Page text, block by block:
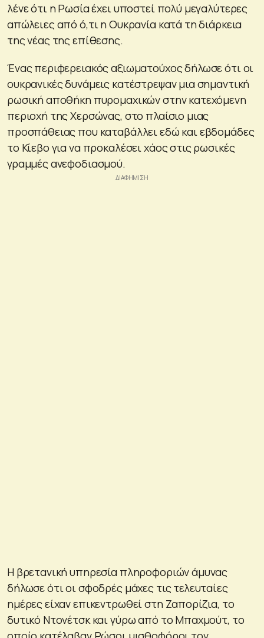
λένε ότι η Ρωσία έχει υποστεί πολύ μεγαλύτερες
απώλειες από ό,τι η Ουκρανία κατά τη διάρκεια
της νέας της επίθεσης.
Ένας περιφερειακός αξιωματούχος δήλωσε ότι οι
ουκρανικές δυνάμεις κατέστρεψαν μια σημαντική
ρωσική αποθήκη πυρομαχικών στην κατεχόμενη
περιοχή της Χερσώνας, στο πλαίσιο μιας
προσπάθειας που καταβάλλει εδώ και εβδομάδες
το Κίεβο για να προκαλέσει χάος στις ρωσικές
γραμμές ανεφοδιασμού.
Η βρετανική υπηρεσία πληροφοριών άμυνας
δήλωσε ότι οι σφοδρές μάχες τις τελευταίες
ημέρες είχαν επικεντρωθεί στη Ζαπορίζια, το
δυτικό Ντονέτσκ και γύρω από το Μπαχμούτ, το